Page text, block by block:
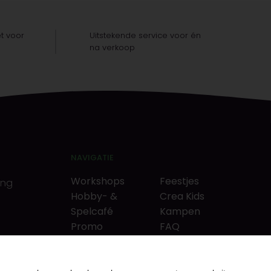
voor
Uitstekende service voor én
na verkoop
NAVIGATIE
Workshops
Hobby- &
Spelcafé
Promo
Feestjes
Crea Kids
Kampen
FAQ